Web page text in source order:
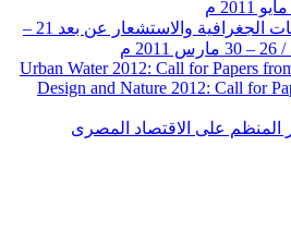
مقدمة لنظم المعلومات الجغرافية والاستشعار عن بعد 21 –
Urban Water 2012: Call for Papers
Design and Nature 2012: Call for
المنظم على الاقتصاد المصرى